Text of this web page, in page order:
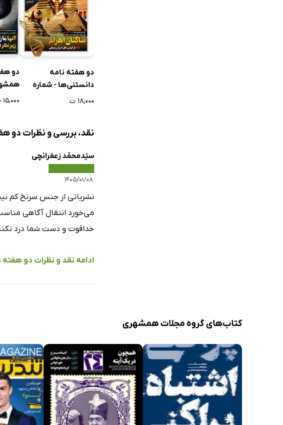
دو هفته نامه
دانستنی‌ها - شماره
269
۱۸,۰۰۰ ت
دو
شماره
۱۵,۰۰۰ ت
نقد، بررسی و نظرات دو هفته
سیّدمحمّد زعفرانچی
۱۴۰۵/۰۱/۰۸
نشریاتی از جنس سرنخ کم
می‌خورد انتقال آگاهی
خداقوت و دست شما درد
ادامه نقد و نظرات دو هفته نامه
کتاب‌های گروه مجلات همشهری